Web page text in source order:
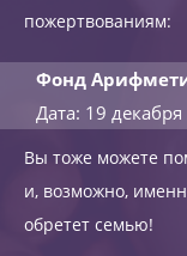
пожертвованиям:
Фонд
Дата: 19
Вы тоже можете
и, возможно,
обретет семью!